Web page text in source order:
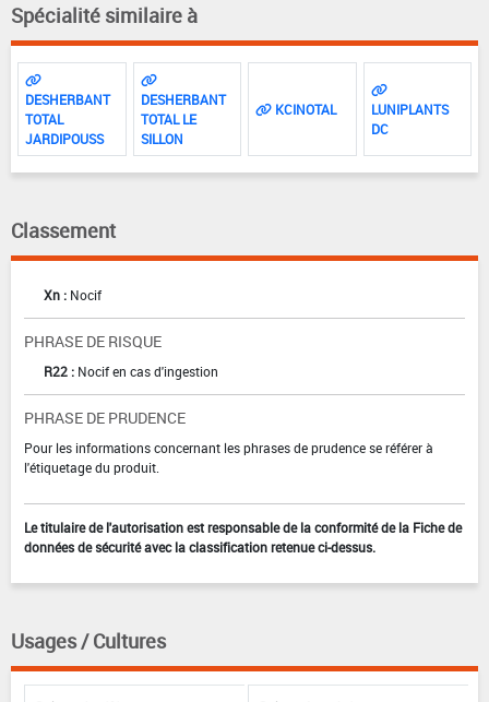
Spécialité similaire à
DESHERBANT
TOTAL
JARDIPOUSS
DESHERBANT
TOTAL LE
SILLON
KCINOTAL
LUNIPLANTS
DC
Classement
Xn : Nocif
PHRASE DE RISQUE
R22 : Nocif en cas d'ingestion
PHRASE DE PRUDENCE
Pour les informations concernant les phrases de prudence se référer à
l'étiquetage du produit.
Le titulaire de l'autorisation est responsable de la conformité de la Fiche de
données de sécurité avec la classification retenue ci-dessus.
Usages / Cultures